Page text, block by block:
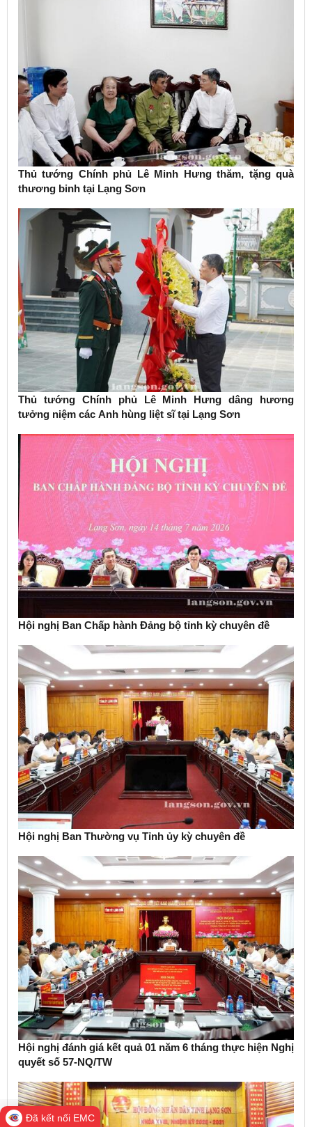
Thủ tướng Chính phủ Lê Minh Hưng thăm, tặng quà
thương binh tại Lạng Sơn
Thủ tướng Chính phủ Lê Minh Hưng dâng hương
tưởng niệm các Anh hùng liệt sĩ tại Lạng Sơn
Hội nghị Ban Chấp hành Đảng bộ tỉnh kỳ chuyên đề
Hội nghị Ban Thường vụ Tỉnh ủy kỳ chuyên đề
Hội nghị đánh giá kết quả 01 năm 6 tháng thực hiện Nghị
quyết số 57-NQ/TW
Đã kết nối EMC